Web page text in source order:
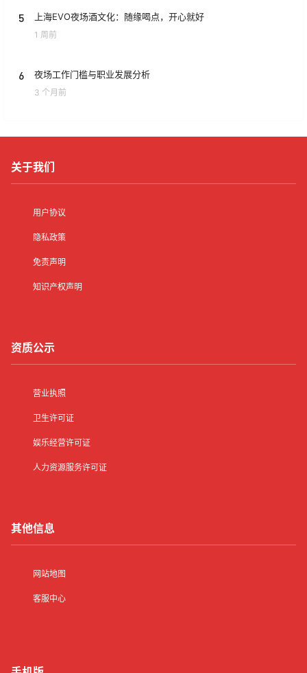
5 上海EVO夜场酒文化：随缘喝点，开心就好
1 周前
6 夜场工作门槛与职业发展分析
3 个月前
关于我们
用户协议
隐私政策
免责声明
知识产权声明
资质公示
营业执照
卫生许可证
娱乐经营许可证
人力资源服务许可证
其他信息
网站地图
客服中心